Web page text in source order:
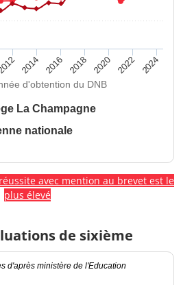
d'obtention du DNB
La Champagne
nationale
2014 2016 2018 2020 2022 2024
avec mention au brevet est le
plus élevé
de sixième
d'après ministère de l'Education